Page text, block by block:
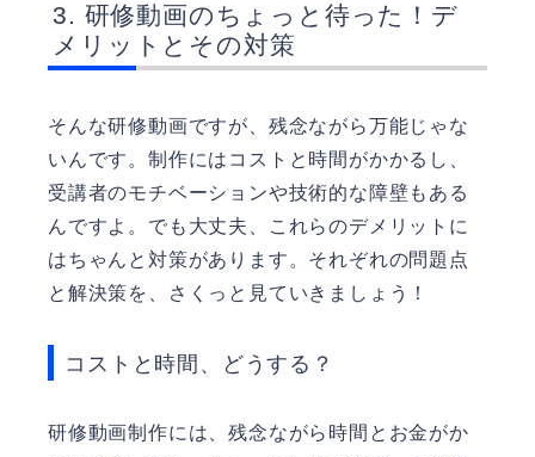
研修動画のちょっと待った！デ
メリットとその対策
そんな研修動画ですが、残念ながら万能じゃな
いんです。制作にはコストと時間がかかるし、
受講者のモチベーションや技術的な障壁もある
んですよ。でも大丈夫、これらのデメリットに
はちゃんと対策があります。それぞれの問題点
と解決策を、さくっと見ていきましょう！
コストと時間、どうする？
研修動画制作には、残念ながら時間とお金がか